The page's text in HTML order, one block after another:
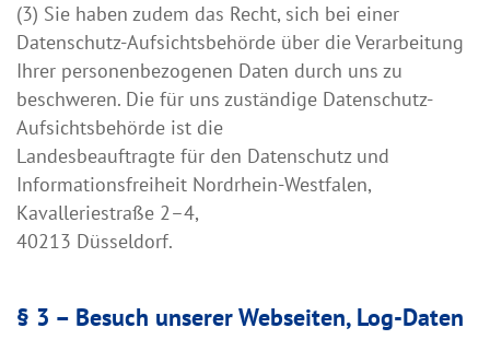
(3) Sie haben zudem das Recht, sich bei einer
Datenschutz-Aufsichtsbehörde über die Verarbeitung
Ihrer personenbezogenen Daten durch uns zu
beschweren. Die für uns zuständige Datenschutz-
Aufsichtsbehörde ist die
Landesbeauftragte für den Datenschutz und
Informationsfreiheit Nordrhein-Westfalen,
Kavalleriestraße 2–4,
40213 Düsseldorf.
§ 3 – Besuch unserer Webseiten, Log-Daten